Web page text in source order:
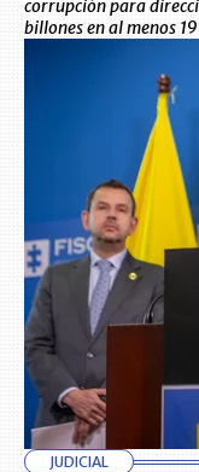
corrupción para
billones en al menos
JUDICIAL